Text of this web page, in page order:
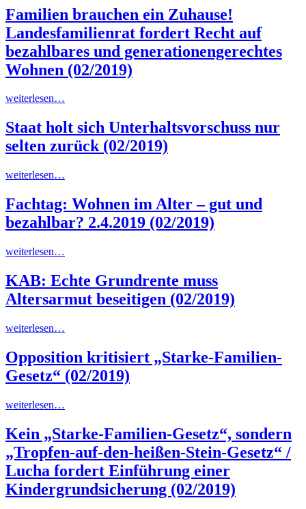
Familien brauchen ein Zuhause!
Landesfamilienrat fordert Recht auf
bezahlbares und generationengerechtes
Wohnen (02/2019)
weiterlesen…
Staat holt sich Unterhaltsvorschuss nur
selten zurück (02/2019)
weiterlesen…
Fachtag: Wohnen im Alter – gut und
bezahlbar? 2.4.2019 (02/2019)
weiterlesen…
KAB: Echte Grundrente muss
Altersarmut beseitigen (02/2019)
weiterlesen…
Opposition kritisiert „Starke-Familien-
Gesetz“ (02/2019)
weiterlesen…
Kein „Starke-Familien-Gesetz“, sondern
„Tropfen-auf-den-heißen-Stein-Gesetz“ /
Lucha fordert Einführung einer
Kindergrundsicherung (02/2019)